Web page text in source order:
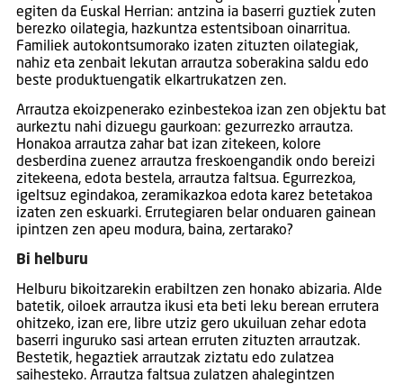
egiten da Euskal Herrian: antzina ia baserri guztiek zuten
berezko oilategia, hazkuntza estentsiboan oinarritua.
Familiek autokontsumorako izaten zituzten oilategiak,
nahiz eta zenbait lekutan arrautza soberakina saldu edo
beste produktuengatik elkartrukatzen zen.
Arrautza ekoizpenerako ezinbestekoa izan zen objektu bat
aurkeztu nahi dizuegu gaurkoan: gezurrezko arrautza.
Honakoa arrautza zahar bat izan zitekeen, kolore
desberdina zuenez arrautza freskoengandik ondo bereizi
zitekeena, edota bestela, arrautza faltsua. Egurrezkoa,
igeltsuz egindakoa, zeramikazkoa edota karez betetakoa
izaten zen eskuarki. Errutegiaren belar onduaren gainean
ipintzen zen apeu modura, baina, zertarako?
Bi helburu
Helburu bikoitzarekin erabiltzen zen honako abizaria. Alde
batetik, oiloek arrautza ikusi eta beti leku berean errutera
ohitzeko, izan ere, libre utziz gero ukuiluan zehar edota
baserri inguruko sasi artean erruten zituzten arrautzak.
Bestetik, hegaztiek arrautzak ziztatu edo zulatzea
saihesteko. Arrautza faltsua zulatzen ahalegintzen